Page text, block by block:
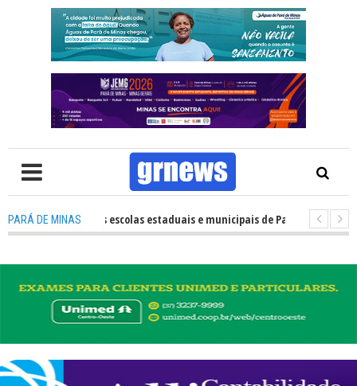
PARÁ DE MINASdas escolas estaduais e municipais de Pará de Minas no IDEB